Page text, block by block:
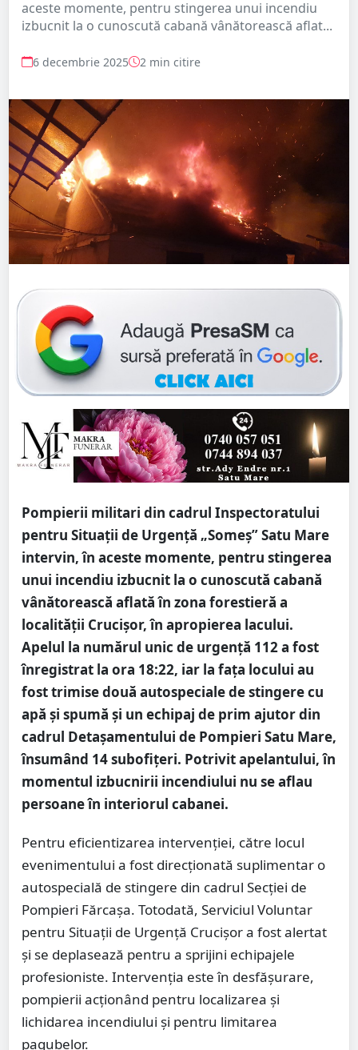
aceste momente, pentru stingerea unui incendiu
izbucnit la o cunoscută cabană vânătorească aflat...
6 decembrie 2025 2 min citire
Pompierii militari din cadrul Inspectoratului
pentru Situații de Urgență „Someș” Satu Mare
intervin, în aceste momente, pentru stingerea
unui incendiu izbucnit la o cunoscută cabană
vânătorească aflată în zona forestieră a
localității Crucișor, în apropierea lacului.
Apelul la numărul unic de urgență 112 a fost
înregistrat la ora 18:22, iar la fața locului au
fost trimise două autospeciale de stingere cu
apă și spumă și un echipaj de prim ajutor din
cadrul Detașamentului de Pompieri Satu Mare,
însumând 14 subofițeri. Potrivit apelantului, în
momentul izbucnirii incendiului nu se aflau
persoane în interiorul cabanei.
Pentru eficientizarea intervenției, către locul
evenimentului a fost direcționată suplimentar o
autospecială de stingere din cadrul Secției de
Pompieri Fărcașa. Totodată, Serviciul Voluntar
pentru Situații de Urgență Crucișor a fost alertat
și se deplasează pentru a sprijini echipajele
profesioniste. Intervenția este în desfășurare,
pompierii acționând pentru localizarea și
lichidarea incendiului și pentru limitarea
pagubelor.